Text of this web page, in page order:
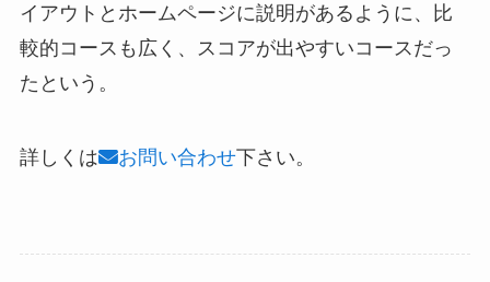
イアウトとホームページに説明があるように、比
較的コースも広く、スコアが出やすいコースだっ
たという。
詳しくは お問い合わせ下さい。